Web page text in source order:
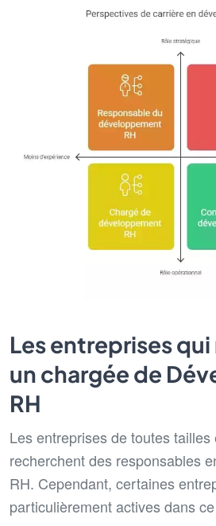
Les entreprises
un chargée de
RH
Les entreprises de toutes
recherchent des responsables
RH. Cependant, certaines
particulièrement actives dans